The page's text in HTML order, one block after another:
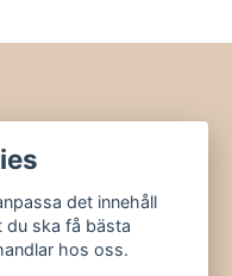
det innehåll
ska få bästa
hos oss.